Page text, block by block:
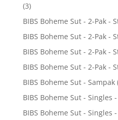
(3)
BIBS Boheme Sut - 2-Pak -
BIBS Boheme Sut - 2-Pak -
BIBS Boheme Sut - 2-Pak -
BIBS Boheme Sut - 2-Pak -
BIBS Boheme Sut - Sampak
BIBS Boheme Sut - Singles -
BIBS Boheme Sut -